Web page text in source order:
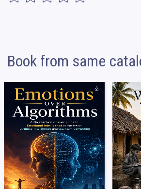
Book from same